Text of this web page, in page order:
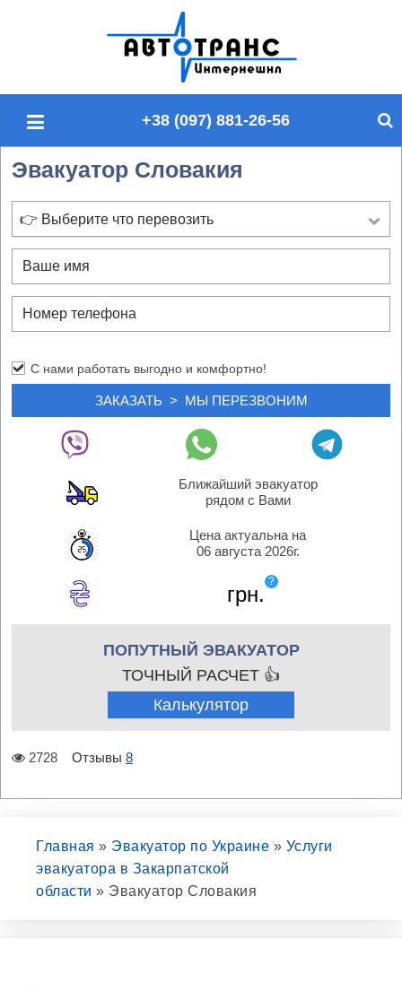
п
й
у
+38 (097) 881-26-56
Эвакуатор Словакия
👉 Выберите что перевозить
С нами работать выгодно и комфортно!
Ближайший эвакуатор
рядом с Вами
Цена актуальна на
06 августа 2026г.
грн.
?
ПОПУТНЫЙ ЭВАКУАТОР
ТОЧНЫЙ РАСЧЕТ 👍
Калькулятор
2728 Отзывы 8
Главная » Эвакуатор по Украине » Услуги
эвакуатора в Закарпатской
области » Эвакуатор Словакия